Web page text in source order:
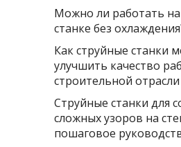
Можно ли работать
станке без
Как струйные станки
улучшить качество
строительной отрасли
Струйные станки для
сложных узоров на
пошаговое